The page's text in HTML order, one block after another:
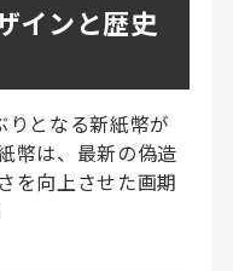
インと歴史
となる新紙幣が
幣は、最新の偽造
を向上させた画期